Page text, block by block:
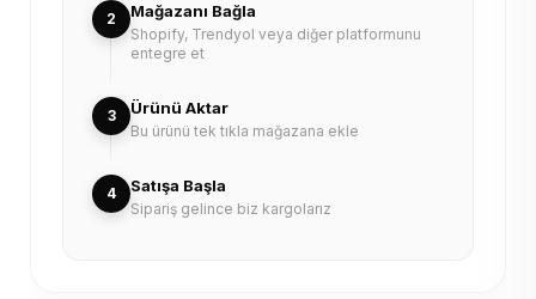
2 Mağazanı Bağla
Shopify, Trendyol veya diğer platformunu
entegre et
3 Ürünü Aktar
Bu ürünü tek tıkla mağazana ekle
4 Satışa Başla
Sipariş gelince biz kargolarız